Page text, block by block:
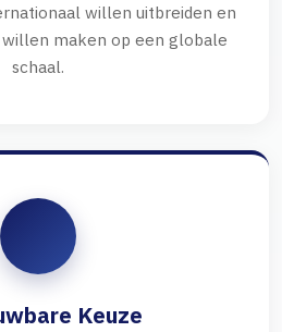
willen uitbreiden en
maken op een globale
schaal.
Keuze